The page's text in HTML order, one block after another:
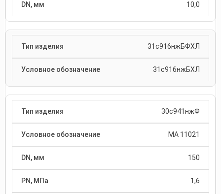
10,0
31с916нжБФХЛ
31с916нжБХЛ
30с941нжФ
МА 11021
150
1,6